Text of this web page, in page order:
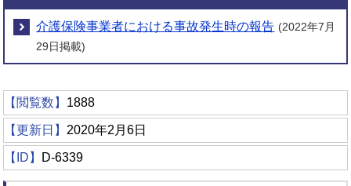
介護保険事業者における事故発生時の報告 (2022年7月
29日掲載)
【閲覧数】 1888
【更新日】 2020年2月6日
【ID】 D-6339